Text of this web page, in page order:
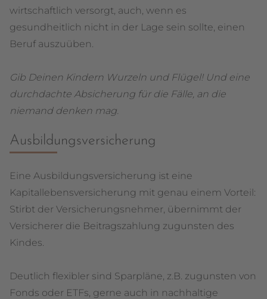
wirtschaftlich versorgt, auch, wenn es
gesundheitlich nicht in der Lage sein sollte, einen
Beruf auszuüben.
Gib Deinen Kindern Wurzeln und Flügel! Und eine
durchdachte Absicherung für die Fälle, an die
niemand denken mag.
Ausbildungsversicherung
Eine Ausbildungsversicherung ist eine
Kapitallebensversicherung mit genau einem Vorteil:
Stirbt der Versicherungsnehmer, übernimmt der
Versicherer die Beitragszahlung zugunsten des
Kindes.
Deutlich flexibler sind Sparpläne, z.B. zugunsten von
Fonds oder ETFs, gerne auch in nachhaltige